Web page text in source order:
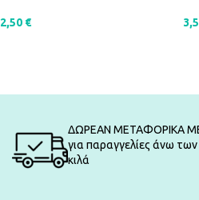
2,50 €
ΔΩΡΕΑΝ ΜΕΤΑΦΟΡΙΚΑ
για παραγγελίες άνω
κιλά